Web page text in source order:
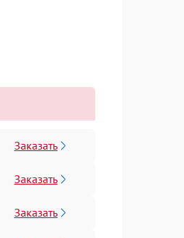
Заказать
Заказать
Заказать